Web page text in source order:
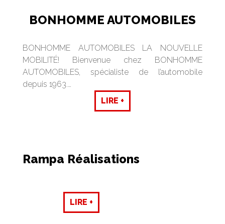
BONHOMME AUTOMOBILES
BONHOMME AUTOMOBILES LA NOUVELLE
MOBILITÉ! Bienvenue chez BONHOMME
AUTOMOBILES, spécialiste de l’automobile
depuis 1963.…
LIRE +
Rampa Réalisations
LIRE +